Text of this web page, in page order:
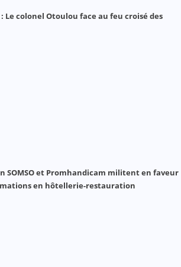
Le colonel Otoulou face au feu croisé des
SOMSO et Promhandicam militent en faveur
en hôtellerie-restauration